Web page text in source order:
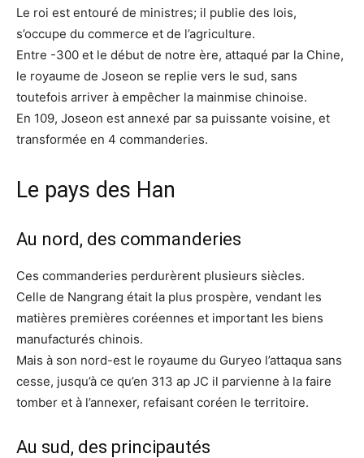
Le roi est entouré de ministres; il publie des lois,
s’occupe du commerce et de l’agriculture.
Entre -300 et le début de notre ère, attaqué par la Chine,
le royaume de Joseon se replie vers le sud, sans
toutefois arriver à empêcher la mainmise chinoise.
En 109, Joseon est annexé par sa puissante voisine, et
transformée en 4 commanderies.
Le pays des Han
Au nord, des commanderies
Ces commanderies perdurèrent plusieurs siècles.
Celle de Nangrang était la plus prospère, vendant les
matières premières coréennes et important les biens
manufacturés chinois.
Mais à son nord-est le royaume du Guryeo l’attaqua sans
cesse, jusqu’à ce qu’en 313 ap JC il parvienne à la faire
tomber et à l’annexer, refaisant coréen le territoire.
Au sud, des principautés